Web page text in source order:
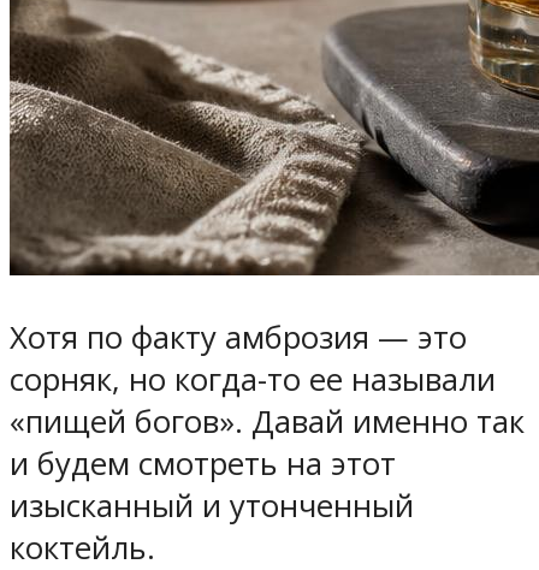
Хотя по факту амброзия — это
сорняк, но когда-то ее называли
«пищей богов». Давай именно так
и будем смотреть на этот
изысканный и утонченный
коктейль.